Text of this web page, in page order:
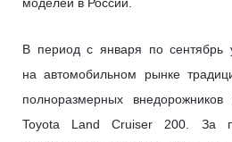
В период с января по сентябрь
на автомобильном рынке
полноразмерных
Toyota Land Cruiser 200. За